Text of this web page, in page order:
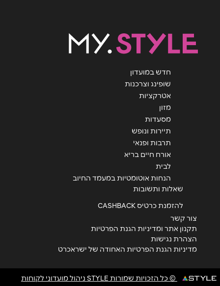
נושא*
אנא חזרו אלי בקשר ל...
הודעה*
חדש במועדון
שופינג וצרכנות
אטרקציות
מזון
מסעדות
תיירות ונופש
תרבות ופנאי
אורח חיים בריא
לבית
הנחות אוטומטיות במעמד החיוב
שאלות ותשובות
להזמנת כרטיס CASHBACK
צור קשר
תקנון אתר ומדיניות הגנת הפרטיות
הצהרת נגישות
מדיניות הגנת הפרטיות האחודה של ישראכרט
© כל הזכויות שמורות STYLE ניהול מועדוני לקוחות